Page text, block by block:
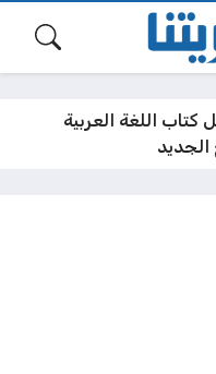
كتاب اللغة العربية
الجديد